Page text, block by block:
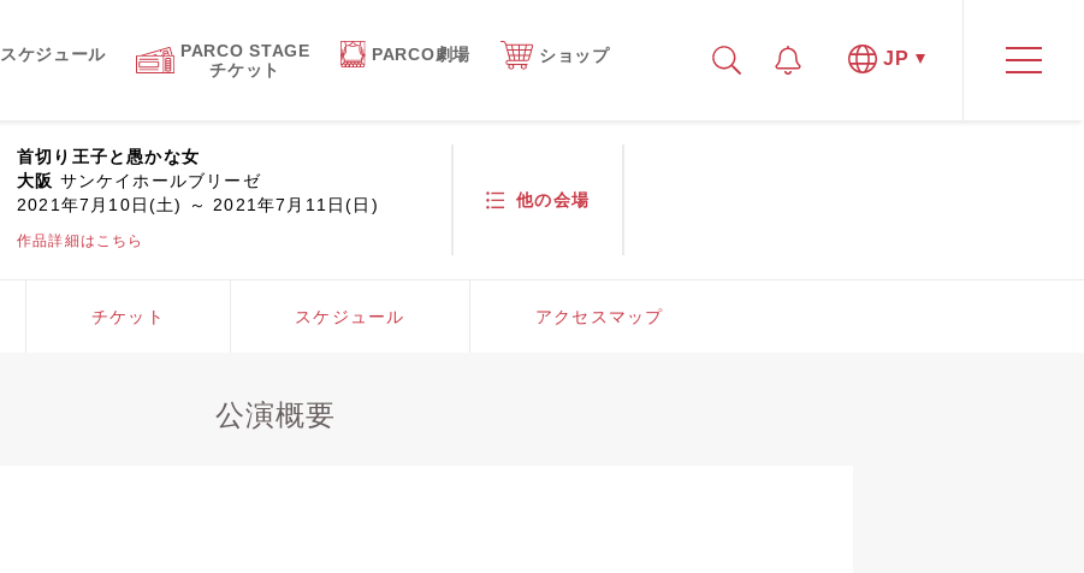
ケジュール
PARCO STAGE
チケット
PARCO劇場 ショップ JP
首切り王子と愚かな女
大阪 サンケイホールブリーゼ
2021年7月10日(土) ～ 2021年7月11日(日)
作品詳細はこちら
他の会場
チケット スケジュール アクセスマップ
公演概要